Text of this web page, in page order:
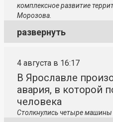
комплексное развитие
Морозова.
развернуть
4 августа в 16:17
В Ярославле
авария, в которой
человека
Столкнулись четыре машины